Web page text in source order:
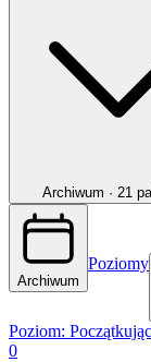
Archiwum · 21
Archiwum
Poziomy
Poziom:
0